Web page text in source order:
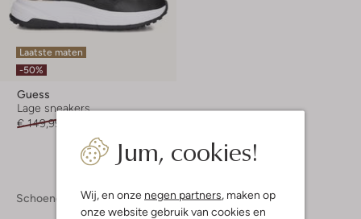
Jum, cookies!
Wij, en onze negen partners, maken op
onze website gebruik van cookies en
Laatste maten
-50%
Guess
Lage sneakers
€ 149,99
Schoenen Sneakers